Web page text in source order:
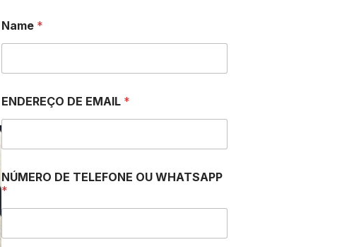
Name *
ENDEREÇO DE EMAIL *
NÚMERO DE TELEFONE OU WHATSAPP
*